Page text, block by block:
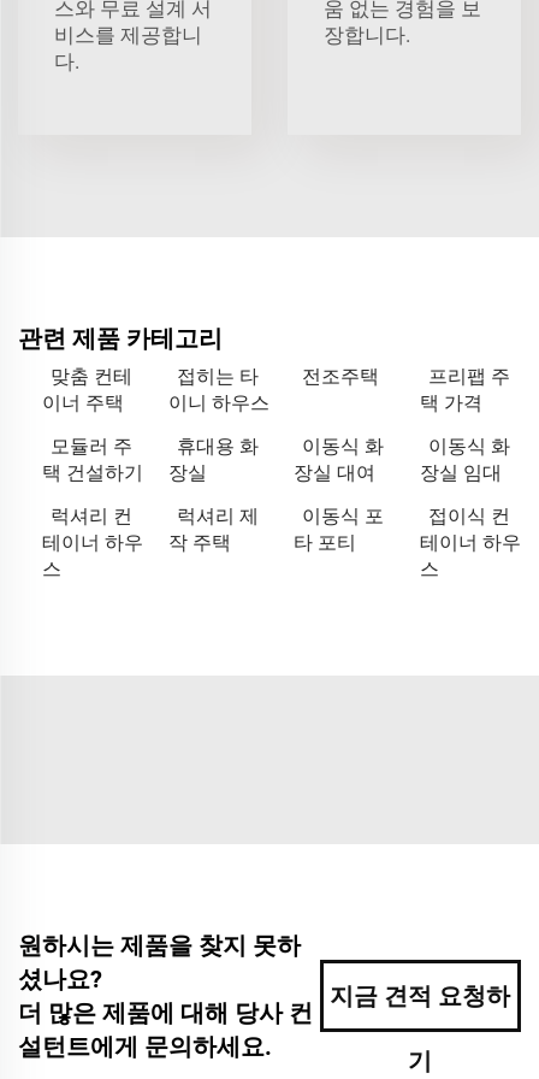
스와 무료 설계 서
비스를 제공합니
다.
움 없는 경험을 보
장합니다.
관련 제품 카테고리
맞춤 컨테
이너 주택
접히는 타
이니 하우스
전조주택
프리팹 주
택 가격
모듈러 주
택 건설하기
휴대용 화
장실
이동식 화
장실 대여
이동식 화
장실 임대
럭셔리 컨
테이너 하우
스
럭셔리 제
작 주택
이동식 포
타 포티
접이식 컨
테이너 하우
스
원하시는 제품을 찾지 못하
셨나요?
더 많은 제품에 대해 당사 컨
설턴트에게 문의하세요.
지금 견적 요청하
기